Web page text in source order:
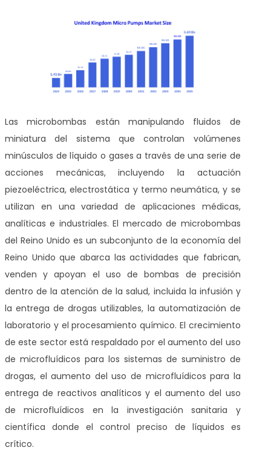
Las microbombas están manipulando fluidos de
miniatura del sistema que controlan volúmenes
minúsculos de líquido o gases a través de una serie de
acciones mecánicas, incluyendo la actuación
piezoeléctrica, electrostática y termo neumática, y se
utilizan en una variedad de aplicaciones médicas,
analíticas e industriales. El mercado de microbombas
del Reino Unido es un subconjunto de la economía del
Reino Unido que abarca las actividades que fabrican,
venden y apoyan el uso de bombas de precisión
dentro de la atención de la salud, incluida la infusión y
la entrega de drogas utilizables, la automatización de
laboratorio y el procesamiento químico. El crecimiento
de este sector está respaldado por el aumento del uso
de microfluídicos para los sistemas de suministro de
drogas, el aumento del uso de microfluídicos para la
entrega de reactivos analíticos y el aumento del uso
de microfluídicos en la investigación sanitaria y
científica donde el control preciso de líquidos es
crítico.